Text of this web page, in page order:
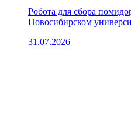
Робота для сбора
Новосибирском
31.07.2026